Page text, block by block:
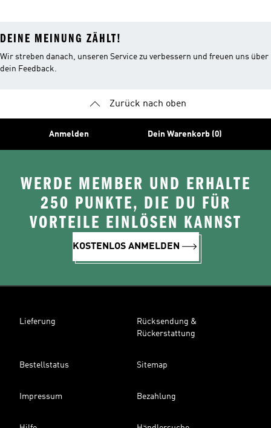
DEINE MEINUNG ZÄHLT!
Wir streben danach, unseren Service zu verbessern und freuen uns über
dein Feedback.
Zurück nach oben
Anmelden Dein Warenkorb (0)
WERDE MEMBER UND ERHALTE
250 PUNKTE, DIE DU FÜR
VORTEILE EINLÖSEN KANNST
KOSTENLOS ANMELDEN
Lieferung
Rücksendung &
Rückerstattung
Bestellstatus Sitemap
Impressum Bezahlung